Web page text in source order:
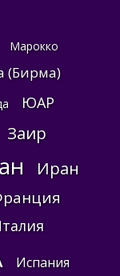
Марокко
(Бирма)
ЮАР
Заир
Иран
Испания